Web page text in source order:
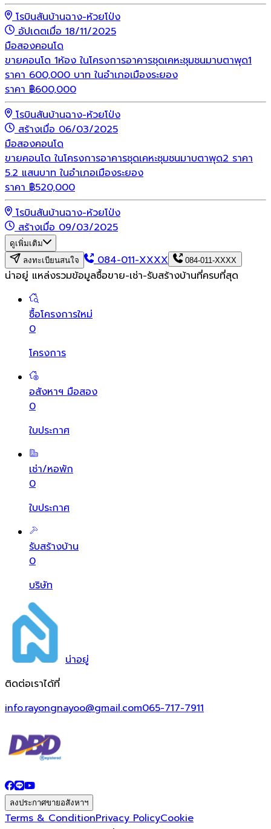
โรบินสันบ้านฉาง-ห้วยโป่ง
อัปเดตเมื่อ 18/11/2025
มือสองคอนโด
ขายคอนโด 1ห้อง ในโครงการอาคารชุดเคหะชุมชนมาบตาพุด1
ราคา 600,000 บาท ในอำเภอเมืองระยอง
ราคา ฿600,000
โรบินสันบ้านฉาง-ห้วยโป่ง
สร้างเมื่อ 06/03/2025
มือสองคอนโด
ขายคอนโด ในโครงการอาคารชุดเคหะชุมชนมาบตาพุด2 ราคา
5.2 แสนบาท ในอำเภอเมืองระยอง
ราคา ฿520,000
โรบินสันบ้านฉาง-ห้วยโป่ง
สร้างเมื่อ 09/03/2025
ดูเพิ่มเติม
ลงทะเบียนสนใจ
084-011-XXXX 084-011-XXXX
น่าอยู่ แหล่งรวมข้อมูลซื้อขาย-เช่า-รับสร้างบ้านที่ครบที่สุด
ซื้อโครงการใหม่
0
โครงการ
อสังหาฯ มือสอง
0
ใบประกาศ
เช่า/หอพัก
0
ใบประกาศ
รับสร้างบ้าน
0
บริษัท
น่าอยู่
ติดต่อเราได้ที่
info.rayongnayoo@gmail.com065-717-7911
ลงประกาศขายอสังหาฯ
Terms & ConditionPrivacy PolicyCookie